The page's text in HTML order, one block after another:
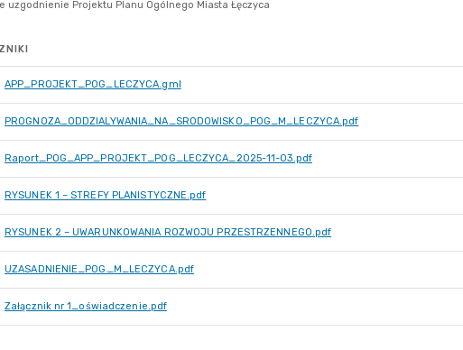
APP_PROJEKT_POG_LECZYCA.gml
PROGNOZA_ODDZIALYWANIA_NA_SRODOWISKO_POG_M_LECZYCA.pdf
Raport_POG_APP_PROJEKT_POG_LECZYCA_2025-11-03.pdf
RYSUNEK 1 – STREFY PLANISTYCZNE.pdf
RYSUNEK 2 – UWARUNKOWANIA ROZWOJU PRZESTRZENNEGO.pdf
UZASADNIENIE_POG_M_LECZYCA.pdf
Załącznik nr 1_oświadczenie.pdf